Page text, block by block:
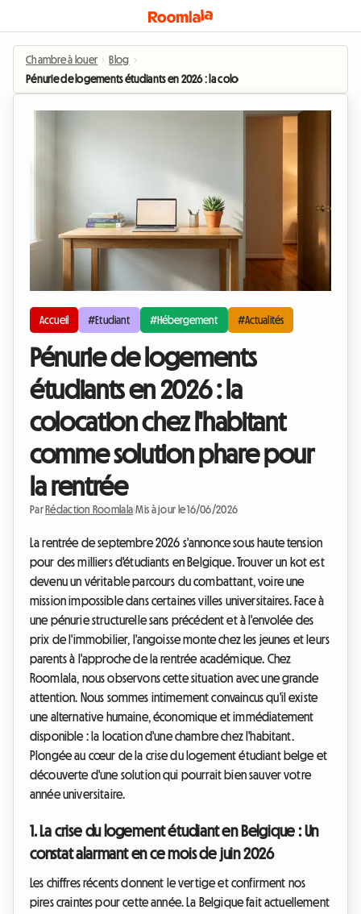
Chambre à louer › Blog ›
Pénurie de logements étudiants en 2026 : la colocation chez l'habitant
Accueil #Etudiant #Hébergement #Actualités
Pénurie de logements
étudiants en 2026 : la
colocation chez l'habitant
comme solution phare pour
la rentrée
Par Rédaction Roomlala |Mis à jour le 16/06/2026
La rentrée de septembre 2026 s'annonce sous haute tension
pour des milliers d'étudiants en Belgique. Trouver un kot est
devenu un véritable parcours du combattant, voire une
mission impossible dans certaines villes universitaires. Face à
une pénurie structurelle sans précédent et à l'envolée des
prix de l'immobilier, l'angoisse monte chez les jeunes et leurs
parents à l'approche de la rentrée académique. Chez
Roomlala, nous observons cette situation avec une grande
attention. Nous sommes intimement convaincus qu'il existe
une alternative humaine, économique et immédiatement
disponible : la location d'une chambre chez l'habitant.
Plongée au cœur de la crise du logement étudiant belge et
découverte d'une solution qui pourrait bien sauver votre
année universitaire.
1. La crise du logement étudiant en Belgique : Un
constat alarmant en ce mois de juin 2026
Les chiffres récents donnent le vertige et confirment nos
pires craintes pour cette année. La Belgique fait actuellement